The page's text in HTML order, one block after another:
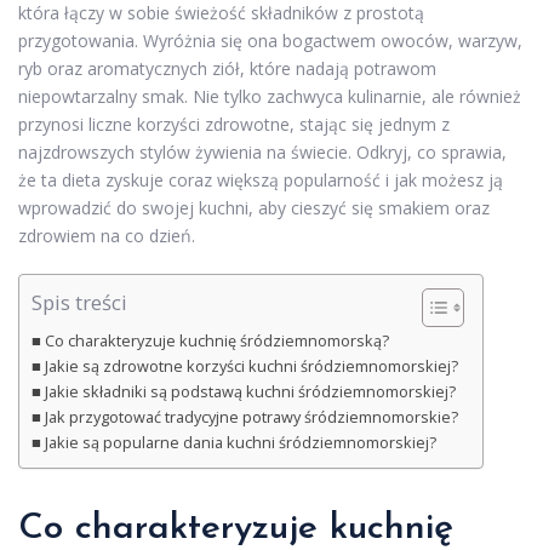
która łączy w sobie świeżość składników z prostotą
przygotowania. Wyróżnia się ona bogactwem owoców, warzyw,
ryb oraz aromatycznych ziół, które nadają potrawom
niepowtarzalny smak. Nie tylko zachwyca kulinarnie, ale również
przynosi liczne korzyści zdrowotne, stając się jednym z
najzdrowszych stylów żywienia na świecie. Odkryj, co sprawia,
że ta dieta zyskuje coraz większą popularność i jak możesz ją
wprowadzić do swojej kuchni, aby cieszyć się smakiem oraz
zdrowiem na co dzień.
Spis treści
Co charakteryzuje kuchnię śródziemnomorską?
Jakie są zdrowotne korzyści kuchni śródziemnomorskiej?
Jakie składniki są podstawą kuchni śródziemnomorskiej?
Jak przygotować tradycyjne potrawy śródziemnomorskie?
Jakie są popularne dania kuchni śródziemnomorskiej?
Co charakteryzuje kuchnię